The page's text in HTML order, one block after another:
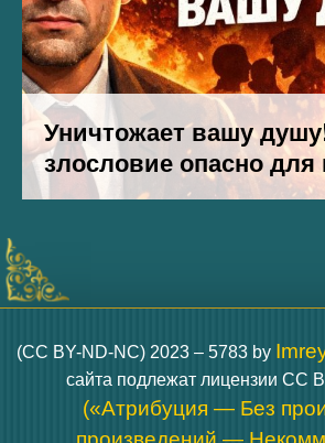
(CC BY-ND-NC) 2023 – 5783 by
сайта подлежат лицензии CC
(«Атрибуция — Без